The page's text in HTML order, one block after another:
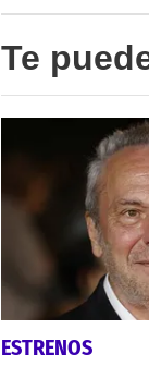
Te
ESTRENOS